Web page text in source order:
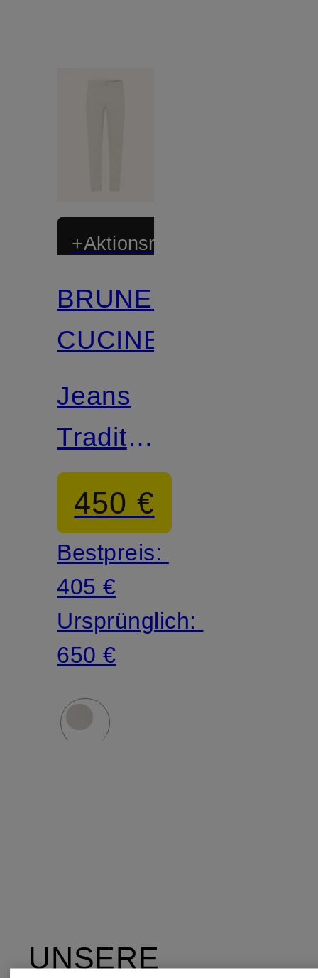
+Aktionsrabatt
BRUNELLO
CUCINELLI
Jeans
Traditional
Fit
450 €
Bestpreis:
405 €
Ursprünglich:
650 €
UNSERE